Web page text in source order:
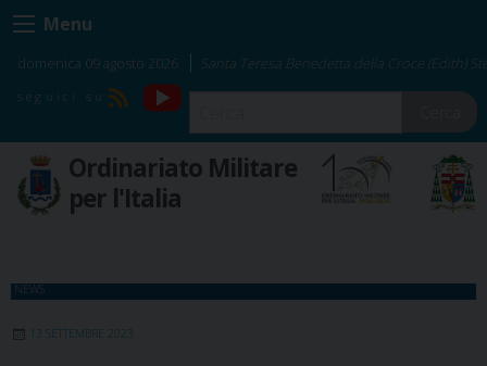
Skip
to
content
Menu
domenica 09 agosto 2026 Santa Teresa Benedetta della Croce (Edith)
RSS
YouTube
Ordinariato Militare
per l'Italia
NEWS
13 SETTEMBRE 2023